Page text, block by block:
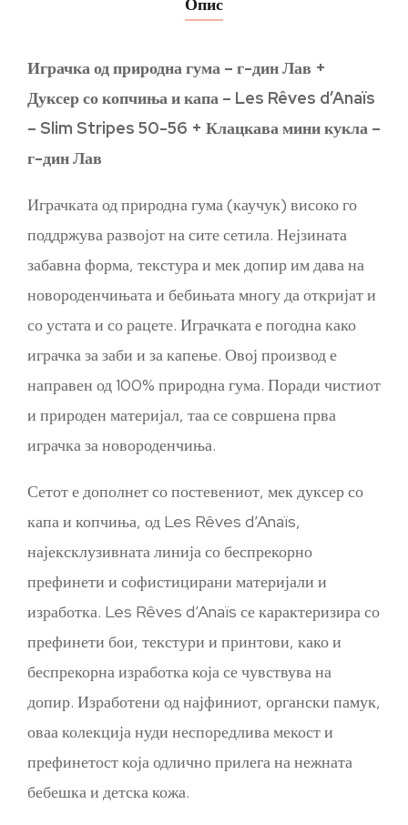
Играчка од природна гума – г-дин Лав +
Дуксер со копчиња и капа – Les Rêves d’Anaïs
– Slim Stripes 50-56 + Клацкава мини кукла –
г-дин Лав
Играчката од природна гума (каучук) високо го
поддржува развојот на сите сетила. Нејзината
забавна форма, текстура и мек допир им дава на
новороденчињата и бебињата многу да откријат и
со устата и со рацете. Играчката е погодна како
играчка за заби и за капење. Овој производ е
направен од 100% природна гума. Поради чистиот
и природен материјал, таа се совршена прва
играчка за новороденчиња.
Сетот е дополнет со постевениот, мек дуксер со
капа и копчиња, од Les Rêves d’Anaïs,
најексклузивната линија со беспрекорно
префинети и софистицирани материјали и
изработка. Les Rêves d’Anaïs се карактеризира со
префинети бои, текстури и принтови, како и
беспрекорна изработка која се чувствува на
допир. Изработени од најфиниот, органски памук,
оваа колекција нуди неспоредлива мекост и
префинетост која одлично прилега на нежната
бебешка и детска кожа.